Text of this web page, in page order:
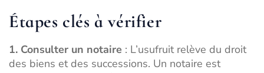
Étapes clés à vérifier
1. Consulter un notaire : L’usufruit relève du droit
des biens et des successions. Un notaire est